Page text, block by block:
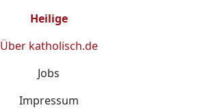
Heilige
Über katholisch.de
Jobs
Impressum